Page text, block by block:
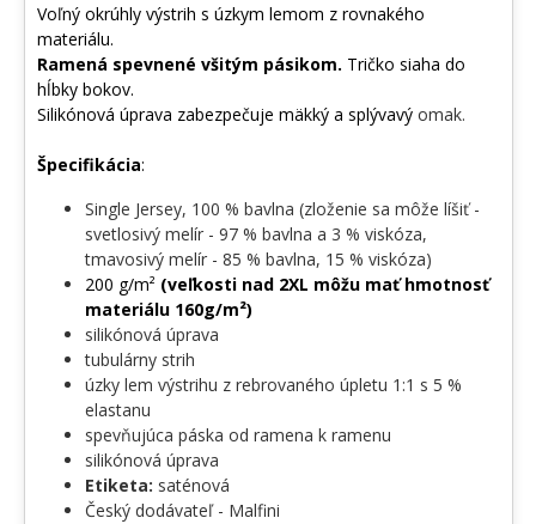
Prestať premýšľať, začni tvoriť! Zadaj svoj nápis, meno alebo
odkaz a urob z obyčajného predmetu niečo, čo bude rozprávať tvoj
príbeh. Pretože najlepší nápis na svete je ten tvoj. 💪
Voľný okrúhly výstrih s úzkym lemom z rovnakého
materiálu.
Ramená spevnené všitým pásikom. Tričko siaha do
hĺbky bokov.
Silikónová úprava zabezpečuje mäkký a splývavý omak.
Špecifikácia:
Single Jersey, 100 % bavlna (zloženie sa môže líšiť -
svetlosivý melír - 97 % bavlna a 3 % viskóza,
tmavosivý melír - 85 % bavlna, 15 % viskóza)
200 g/m² (veľkosti nad 2XL môžu mať hmotnosť
materiálu 160g/m²)
silikónová úprava
tubulárny strih
úzky lem výstrihu z rebrovaného úpletu 1:1 s 5 %
elastanu
spevňujúca páska od ramena k ramenu
silikónová úprava
Etiketa: saténová
Český dodávateľ - Malfini